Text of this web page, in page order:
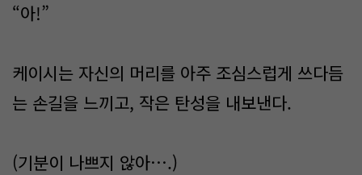
“아!”
케이시는 자신의 머리를 아주 조심스럽게 쓰다듬
는 손길을 느끼고, 작은 탄성을 내보낸다.
(기분이 나쁘지 않아….)